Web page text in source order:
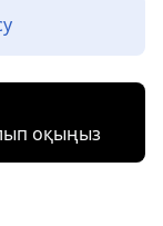
оқыңыз